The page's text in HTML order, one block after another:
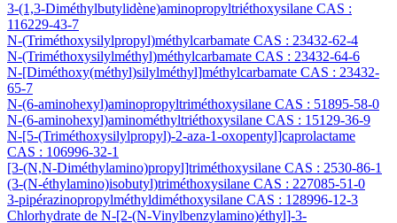
3-(1,3-Diméthylbutylidène)aminopropyltriéthoxysilane CAS :
116229-43-7
N-(Triméthoxysilylpropyl)méthylcarbamate CAS : 23432-62-4
N-(Triméthoxysilylméthyl)méthylcarbamate CAS : 23432-64-6
N-[Diméthoxy(méthyl)silylméthyl]méthylcarbamate CAS : 23432-
65-7
N-(6-aminohexyl)aminopropyltriméthoxysilane CAS : 51895-58-0
N-(6-aminohexyl)aminométhyltriéthoxysilane CAS : 15129-36-9
N-[5-(Triméthoxysilylpropyl)-2-aza-1-oxopentyl]caprolactame
CAS : 106996-32-1
[3-(N,N-Diméthylamino)propyl]triméthoxysilane CAS : 2530-86-1
(3-(N-éthylamino)isobutyl)triméthoxysilane CAS : 227085-51-0
3-pipérazinopropylméthyldiméthoxysilane CAS : 128996-12-3
Chlorhydrate de N-[2-(N-Vinylbenzylamino)éthyl]-3-